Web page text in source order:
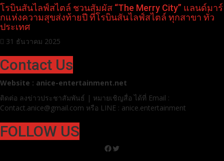
โรบินสันไลฟ์สไตล์ ชวนสัมผัส “The Merry City” แลนด์มาร์
กแห่งความสุขส่งท้ายปี ที่โรบินสันไลฟ์สไตล์ ทุกสาขา ทั่ว
ประเทศ
31 ธันวาคม 2025
Contact Us
Website : anice-entertainment.net
ติดต่อ ลงข่าวประชาสัมพันธ์ | หมายเชิญสื่อ ได้ที่ Email :
Contact.anice@gmail.com หรือ LINE : anice.entertainment
FOLLOW US
Facebook
Twitter